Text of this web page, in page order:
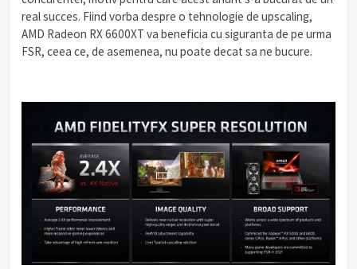
real succes. Fiind vorba despre o tehnologie de upscaling,
AMD Radeon RX 6600XT va beneficia cu siguranta de pe urma
FSR, ceea ce, de asemenea, nu poate decat sa ne bucure.